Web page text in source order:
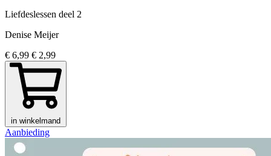
Liefdeslessen deel 2
Denise Meijer
€ 6,99 € 2,99
in winkelmand
Aanbieding